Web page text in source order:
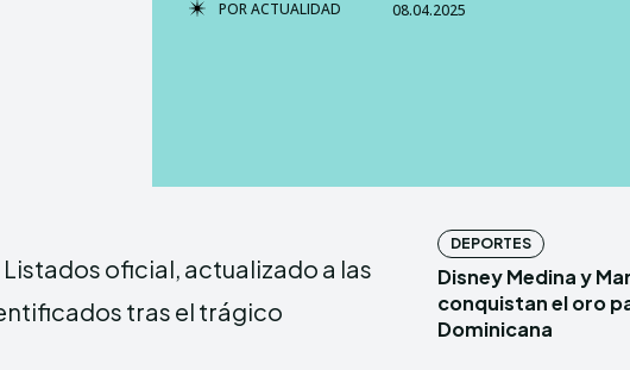
PORACTUALIDAD 08.04.2025
oficial, actualizado a las
tras el trágico
DEPORTES
Disney Medina y
conquistan el oro
Dominicana